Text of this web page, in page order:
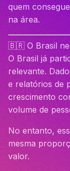
quem
na área.
🇧🇷 O Brasil
O Brasil já
relevante.
e relatórios de
crescimento
volume de
No entanto,
mesma
valor.